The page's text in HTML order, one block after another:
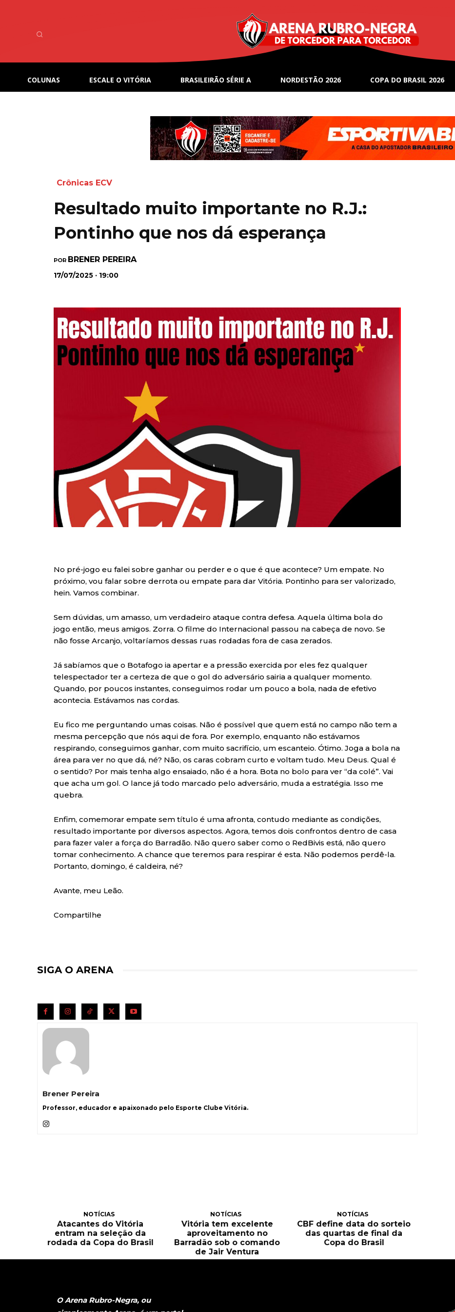
COLUNAS ESCALE O VITÓRIA BRASILEIRÃO SÉRIE A NORDESTÃO 2026 COPA DO BRASIL 2026
Crônicas ECV
Resultado muito importante no R.J.:
Pontinho que nos dá esperança
POR BRENER PEREIRA
17/07/2025 · 19:00
No pré-jogo eu falei sobre ganhar ou perder e o que é que acontece? Um empate. No
próximo, vou falar sobre derrota ou empate para dar Vitória. Pontinho para ser valorizado,
hein. Vamos combinar.
Sem dúvidas, um amasso, um verdadeiro ataque contra defesa. Aquela última bola do
jogo então, meus amigos. Zorra. O filme do Internacional passou na cabeça de novo. Se
não fosse Arcanjo, voltaríamos dessas ruas rodadas fora de casa zerados.
Já sabíamos que o Botafogo ia apertar e a pressão exercida por eles fez qualquer
telespectador ter a certeza de que o gol do adversário sairia a qualquer momento.
Quando, por poucos instantes, conseguimos rodar um pouco a bola, nada de efetivo
acontecia. Estávamos nas cordas.
Eu fico me perguntando umas coisas. Não é possível que quem está no campo não tem a
mesma percepção que nós aqui de fora. Por exemplo, enquanto não estávamos
respirando, conseguimos ganhar, com muito sacrifício, um escanteio. Ótimo. Joga a bola na
área para ver no que dá, né? Não, os caras cobram curto e voltam tudo. Meu Deus. Qual é
o sentido? Por mais tenha algo ensaiado, não é a hora. Bota no bolo para ver “da colé”. Vai
que acha um gol. O lance já todo marcado pelo adversário, muda a estratégia. Isso me
quebra.
Enfim, comemorar empate sem título é uma afronta, contudo mediante as condições,
resultado importante por diversos aspectos. Agora, temos dois confrontos dentro de casa
para fazer valer a força do Barradão. Não quero saber como o RedBivis está, não quero
tomar conhecimento. A chance que teremos para respirar é esta. Não podemos perdê-la.
Portanto, domingo, é caldeira, né?
Avante, meu Leão.
Compartilhe
SIGA O ARENA
Brener Pereira
Professor, educador e apaixonado pelo Esporte Clube Vitória.
NOTÍCIAS
Atacantes do Vitória
entram na seleção da
rodada da Copa do Brasil
NOTÍCIAS
Vitória tem excelente
aproveitamento no
Barradão sob o comando
de Jair Ventura
NOTÍCIAS
CBF define data do sorteio
das quartas de final da
Copa do Brasil
O Arena Rubro-Negra, ou